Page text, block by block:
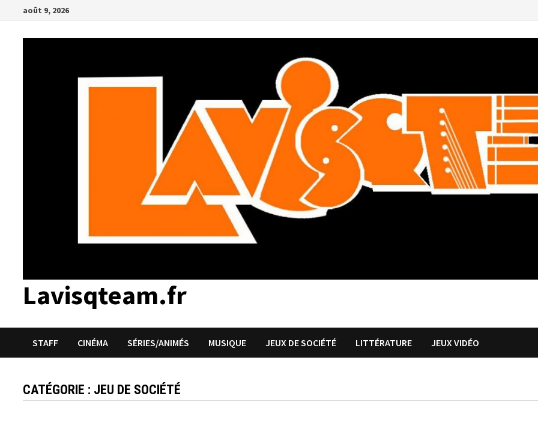
Passer
contenu
août 9, 2026
Lavisqteam.fr
STAFF CINÉMA SÉRIES/ANIMÉS MUSIQUE JEUX DE SOCIÉTÉ LITTÉRATURE JEUX VIDÉO
CATÉGORIE : JEU DE SOCIÉTÉ